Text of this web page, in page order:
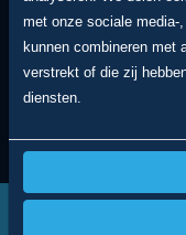
Geben Sie eine
Erstellen Sie
HABEN
met onze sociale media-
kunnen combineren met
verstrekt of die zij
diensten.